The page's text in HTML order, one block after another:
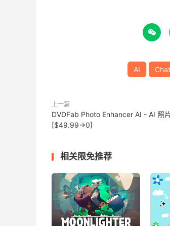

AI
上一篇
DVDFab Photo Enhancer AI - AI 照
[$49.99→0]
相关限免推荐